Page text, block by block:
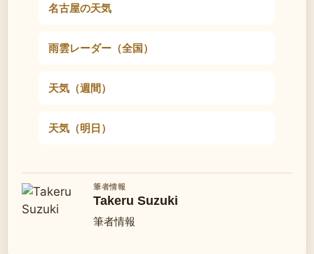
名古屋の天気
雨雲レーダー（全国）
天気（週間）
天気（明日）
筆者情報
Takeru Suzuki
筆者情報